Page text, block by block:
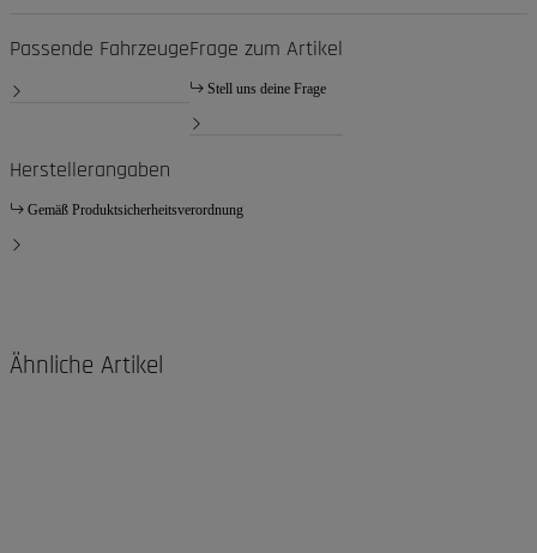
Passende FahrzeugeFrage zum Artikel
Stell uns deine Frage
Herstellerangaben
Gemäß Produktsicherheitsverordnung
Ähnliche Artikel